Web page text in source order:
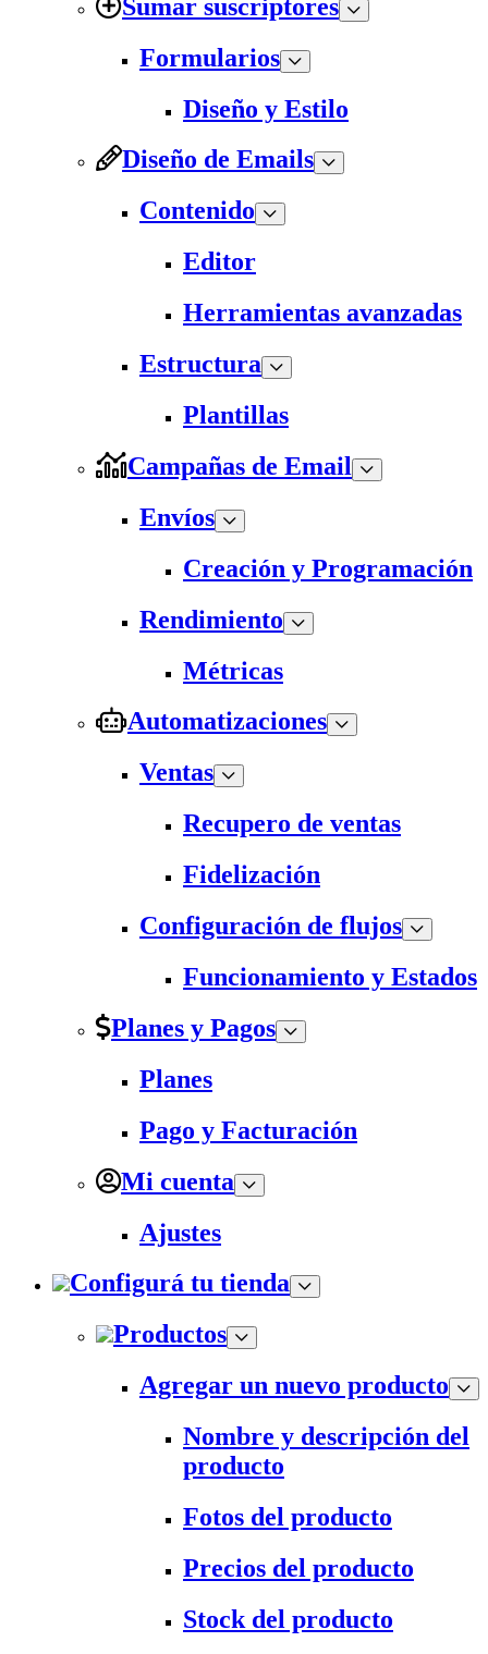
Sumar suscriptores
Formularios
Diseño y Estilo
Diseño de Emails
Contenido
Editor
Herramientas avanzadas
Estructura
Plantillas
Campañas de Email
Envíos
Creación y Programación
Rendimiento
Métricas
Automatizaciones
Ventas
Recupero de ventas
Fidelización
Configuración de flujos
Funcionamiento y Estados
Planes y Pagos
Planes
Pago y Facturación
Mi cuenta
Ajustes
Configurá tu tienda
Productos
Agregar un nuevo producto
Nombre y descripción del
producto
Fotos del producto
Precios del producto
Stock del producto